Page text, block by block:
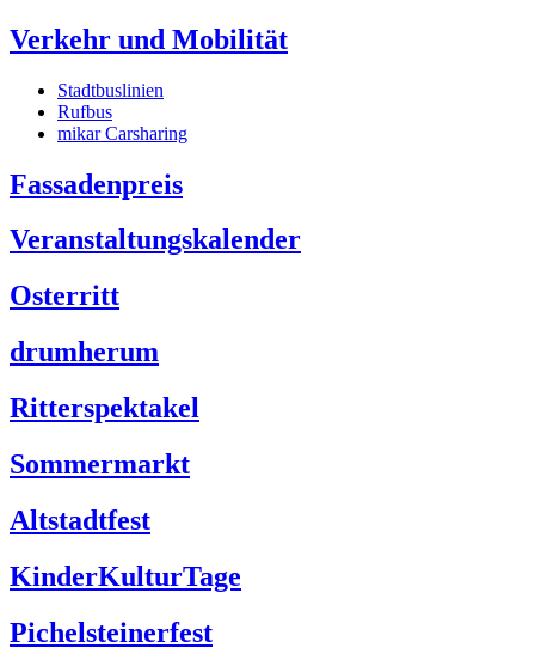
Verkehr und Mobilität
Stadtbuslinien
Rufbus
mikar Carsharing
Fassadenpreis
Veranstaltungskalender
Osterritt
drumherum
Ritterspektakel
Sommermarkt
Altstadtfest
KinderKulturTage
Pichelsteinerfest